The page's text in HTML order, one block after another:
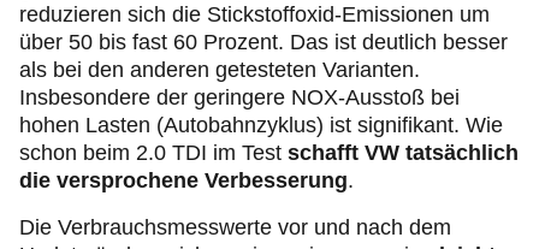
reduzieren sich die Stickstoffoxid-Emissionen um
über 50 bis fast 60 Prozent. Das ist deutlich besser
als bei den anderen getesteten Varianten.
Insbesondere der geringere NOX-Ausstoß bei
hohen Lasten (Autobahnzyklus) ist signifikant. Wie
schon beim 2.0 TDI im Test schafft VW tatsächlich
die versprochene Verbesserung.
Die Verbrauchsmesswerte vor und nach dem